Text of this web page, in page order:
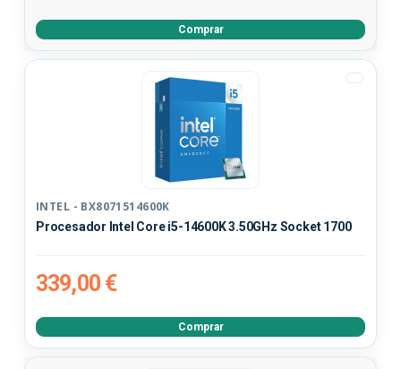
Comprar
INTEL - BX8071514600K
Procesador Intel Core i5-14600K 3.50GHz Socket 1700
339,00 €
Comprar